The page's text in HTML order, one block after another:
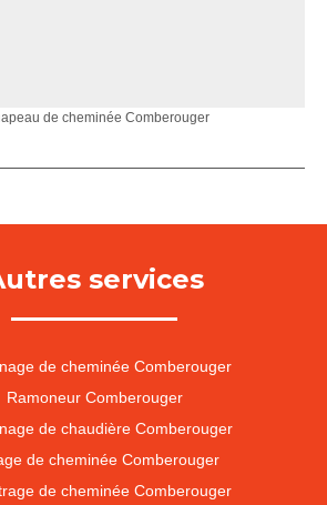
de cheminée Comberouger
services
de cheminée Comberouger
Ramoneur Comberouger
de chaudière Comberouger
de cheminée Comberouger
de cheminée Comberouger